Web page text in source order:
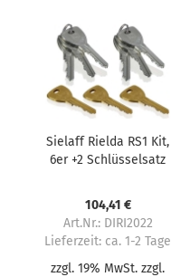
Sielaff Rielda RS1 Kit,
6er +2 Schlüsselsatz
104,41 €
Art.Nr.: DIRI2022
Lieferzeit: ca. 1-2 Tage
zzgl. 19% MwSt. zzgl.